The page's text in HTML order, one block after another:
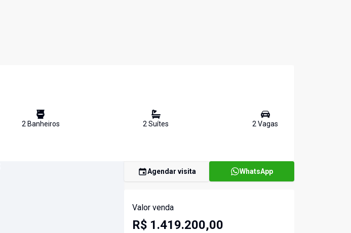
2Banheiros 2Suítes 2Vagas
Agendar visita WhatsApp
Valor venda
R$ 1.419.200,00